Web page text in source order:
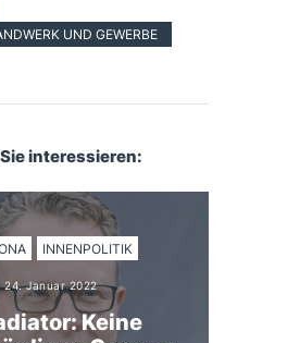
UND GEWERBE
interessieren:
INNENPOLITIK
24. Januar 2022
Keine